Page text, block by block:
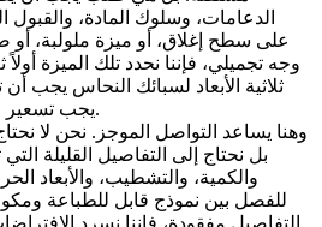
الدعامات، وسلوك المادة، والقبول
على سطح إغلاق، أو ميزة ملولبة، أو
وجه تجميلي، فإننا نحدد تلك الميزة أولاً
ثلاثية الأبعاد لسبائك النحاس يجب أن
يجب تسعير العمليات الثانوية منذ البداية.
وهنا يساعد التواصل الموجز. نحن لا
بل نحتاج إلى التفاصيل القليلة
والكمية، والتشطيب، والأبعاد
للفصل بين نموذج قابل للطباعة